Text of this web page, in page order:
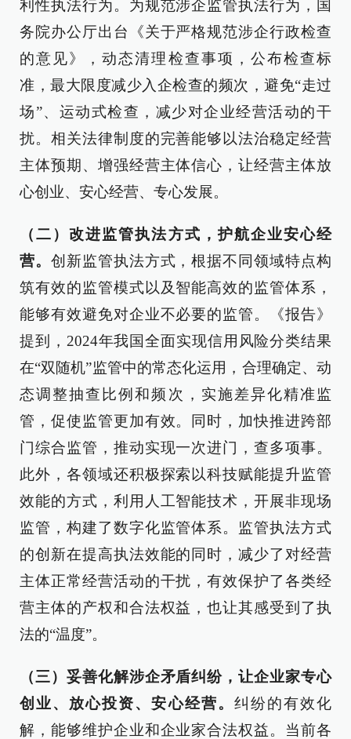
利性执法行为。为规范涉企监管执法行为，国
务院办公厅出台《关于严格规范涉企行政检查
的意见》，动态清理检查事项，公布检查标
准，最大限度减少入企检查的频次，避免“走过
场”、运动式检查，减少对企业经营活动的干
扰。相关法律制度的完善能够以法治稳定经营
主体预期、增强经营主体信心，让经营主体放
心创业、安心经营、专心发展。
（二）改进监管执法方式，护航企业安心经
营。 创新监管执法方式，根据不同领域特点构
筑有效的监管模式以及智能高效的监管体系，
能够有效避免对企业不必要的监管。《报告》
提到，2024年我国全面实现信用风险分类结果
在“双随机”监管中的常态化运用，合理确定、动
态调整抽查比例和频次，实施差异化精准监
管，促使监管更加有效。同时，加快推进跨部
门综合监管，推动实现一次进门，查多项事。
此外，各领域还积极探索以科技赋能提升监管
效能的方式，利用人工智能技术，开展非现场
监管，构建了数字化监管体系。监管执法方式
的创新在提高执法效能的同时，减少了对经营
主体正常经营活动的干扰，有效保护了各类经
营主体的产权和合法权益，也让其感受到了执
法的“温度”。
（三）妥善化解涉企矛盾纠纷，让企业家专心
创业、放心投资、安心经营。 纠纷的有效化
解，能够维护企业和企业家合法权益。当前各